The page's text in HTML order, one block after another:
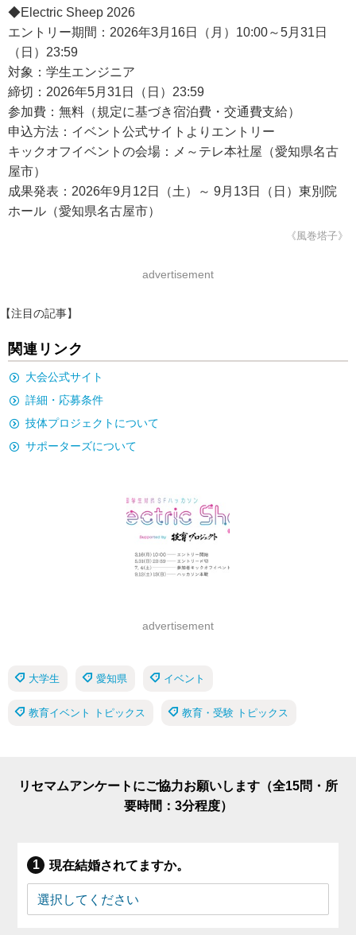
◆Electric Sheep 2026
エントリー期間：2026年3月16日（月）10:00～5月31日
（日）23:59
対象：学生エンジニア
締切：2026年5月31日（日）23:59
参加費：無料（規定に基づき宿泊費・交通費支給）
申込方法：イベント公式サイトよりエントリー
キックオフイベントの会場：メ～テレ本社屋（愛知県名古
屋市）
成果発表：2026年9月12日（土）～ 9月13日（日）東別院
ホール（愛知県名古屋市）
《風巻塔子》
advertisement
【注目の記事】
関連リンク
大会公式サイト
詳細・応募条件
技体プロジェクトについて
サポーターズについて
advertisement
大学生 愛知県 イベント
教育イベント トピックス 教育・受験 トピックス
リセマムアンケートにご協力お願いします（全15問・所
要時間：3分程度）
現在結婚されてますか。